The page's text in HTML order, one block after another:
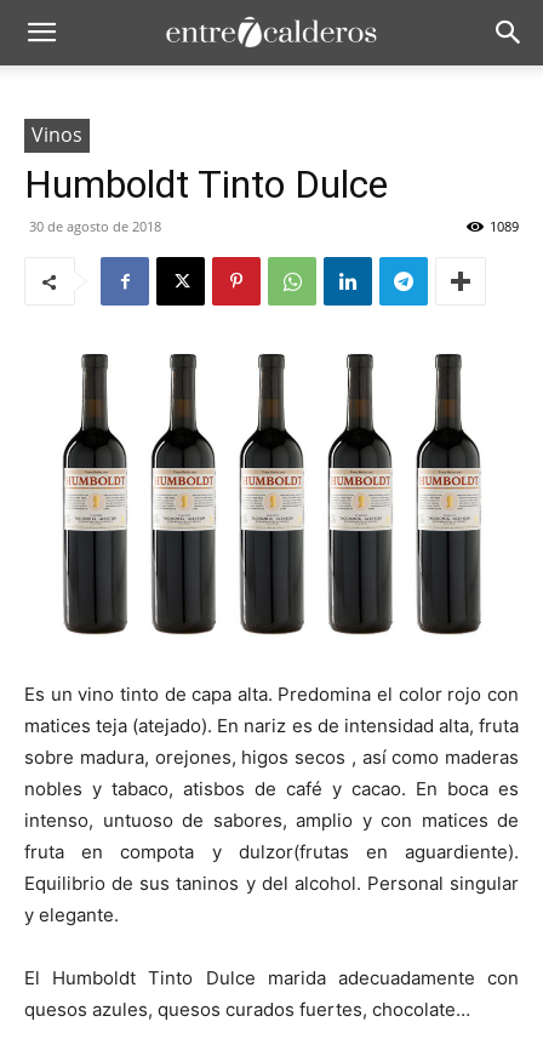
Vinos
Humboldt Tinto Dulce
30 de agosto de 2018 1089
Es un vino tinto de capa alta. Predomina el color rojo con
matices teja (atejado). En nariz es de intensidad alta, fruta
sobre madura, orejones, higos secos , así como maderas
nobles y tabaco, atisbos de café y cacao. En boca es
intenso, untuoso de sabores, amplio y con matices de
fruta en compota y dulzor(frutas en aguardiente).
Equilibrio de sus taninos y del alcohol. Personal singular
y elegante.
El Humboldt Tinto Dulce marida adecuadamente con
quesos azules, quesos curados fuertes, chocolate…